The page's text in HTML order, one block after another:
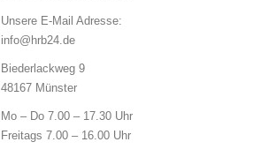
Unsere E-Mail Adresse:
info@hrb24.de
Biederlackweg 9
48167 Münster
Mo – Do 7.00 – 17.30 Uhr
Freitags 7.00 – 16.00 Uhr